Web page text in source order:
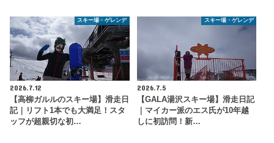
スキー場・ゲレンデ
2026.7.12
【高柳ガルルのスキー場】滑走日
記｜リフト1本でも大満足！スタ
ッフが超親切な初…
スキー場・ゲレンデ
2026.7.5
【GALA湯沢スキー場】滑走日記
｜マイカー派のエス氏が10年越
しに初訪問！新…